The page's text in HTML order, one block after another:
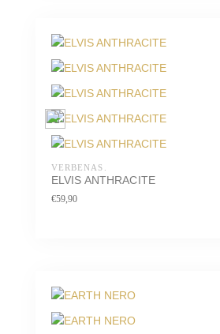
VERBENAS.
ELVIS ANTHRACITE
€59,90